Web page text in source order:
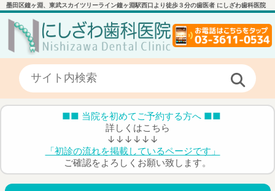
墨田区鐘ヶ淵、東武スカイツリーライン鐘ヶ淵駅西口より徒歩３分の歯医者 にしざわ歯科医院
■■ 当院を初めてご予約する方へ ■■
詳しくはこちら
↓↓↓↓↓↓
「初診の流れを掲載しているページです」
ご確認をよろしくお願い致します。